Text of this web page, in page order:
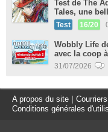
Test de The
Tales, une
Test 16/20
Wobbly Life
avec la coop
31/07/2026
A propos du site
Conditions générales